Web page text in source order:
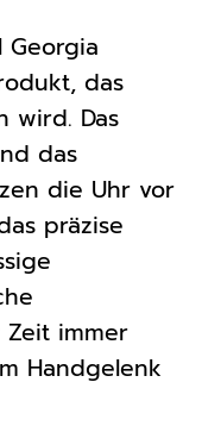
Georgia
das
wird. Das
das
die Uhr vor
präzise
immer
Handgelenk